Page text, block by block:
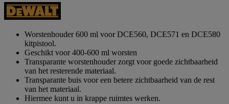
Dezelfde
paginalink.
Worstenhouder 600 ml voor DCE560, DCE571 en DCE580
kitpistool.
Geschikt voor 400-600 ml worsten
Transparante worstenhouder zorgt voor goede zichtbaarheid
van het resterende materiaal.
Transparante buis voor een betere zichtbaarheid van de rest
van het materiaal.
Hiermee kunt u in krappe ruimtes werken.